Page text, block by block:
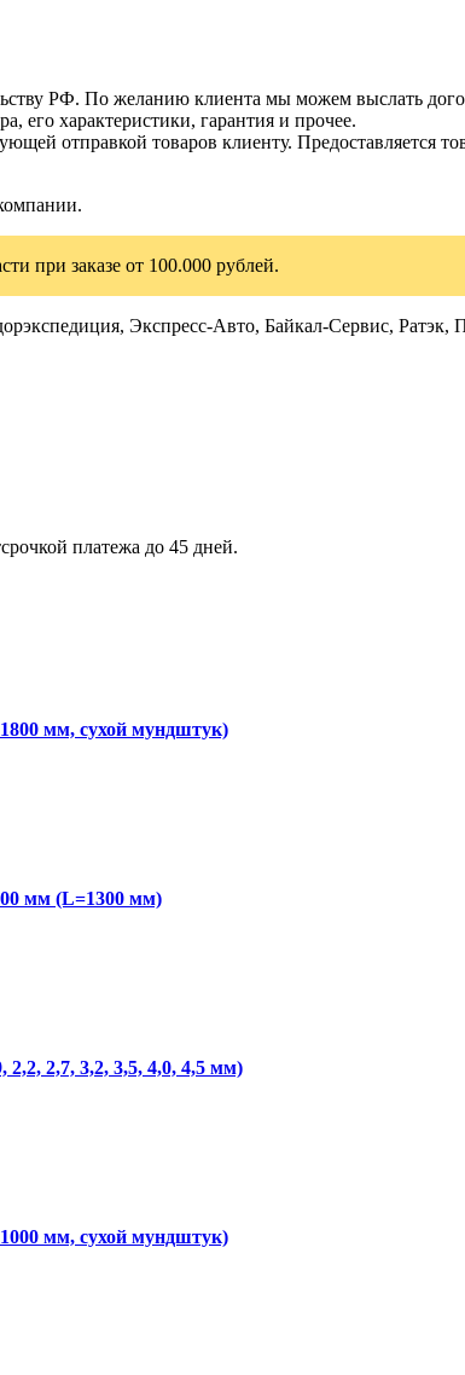
РФ. По желанию клиента мы можем выслать
его характеристики, гарантия и прочее.
отправкой товаров клиенту. Предоставляется
при заказе от 100.000 рублей.
Экспресс-Авто, Байкал-Сервис, Ратэк,
платежа до 45 дней.
мм, сухой мундштук)
мм (L=1300 мм)
2,7, 3,2, 3,5, 4,0, 4,5 мм)
мм, сухой мундштук)